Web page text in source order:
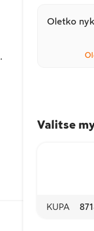
Oletko
Valitse
KUPA